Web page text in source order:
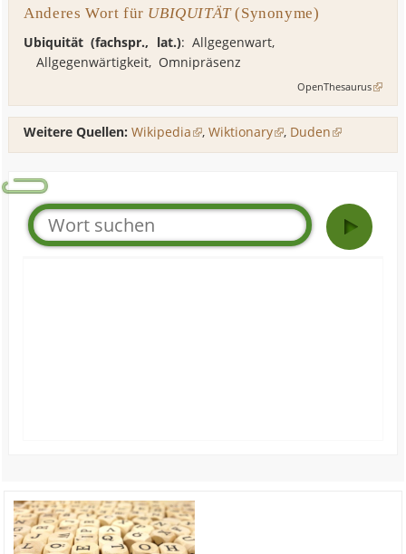
Anderes Wort für UBIQUITÄT(Synonyme)
Ubiquität (fachspr., lat.): Allgegenwart,
Allgegenwärtigkeit, Omnipräsenz
OpenThesaurus
Weitere Quellen: Wikipedia ,Wiktionary , Duden